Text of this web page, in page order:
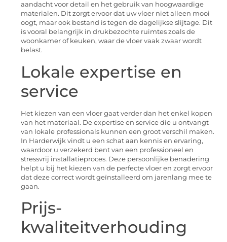
aandacht voor detail en het gebruik van hoogwaardige
materialen. Dit zorgt ervoor dat uw vloer niet alleen mooi
oogt, maar ook bestand is tegen de dagelijkse slijtage. Dit
is vooral belangrijk in drukbezochte ruimtes zoals de
woonkamer of keuken, waar de vloer vaak zwaar wordt
belast.
Lokale expertise en
service
Het kiezen van een vloer gaat verder dan het enkel kopen
van het materiaal. De expertise en service die u ontvangt
van lokale professionals kunnen een groot verschil maken.
In Harderwijk vindt u een schat aan kennis en ervaring,
waardoor u verzekerd bent van een professioneel en
stressvrij installatieproces. Deze persoonlijke benadering
helpt u bij het kiezen van de perfecte vloer en zorgt ervoor
dat deze correct wordt geïnstalleerd om jarenlang mee te
gaan.
Prijs-
kwaliteitverhouding